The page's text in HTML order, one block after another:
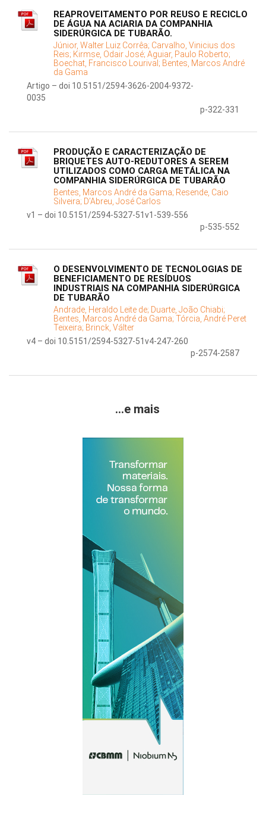
REAPROVEITAMENTO POR REUSO E RECICLO
DE ÁGUA NA ACIARIA DA COMPANHIA
SIDERÚRGICA DE TUBARÃO.
Júnior, Walter Luiz Corrêa; Carvalho, Vinicius dos
Reis; Kirmse, Odair José; Aguiar, Paulo Roberto;
Boechat, Francisco Lourival; Bentes, Marcos André
da Gama
Artigo – doi 10.5151/2594-3626-2004-9372-
0035
p-322-331
PRODUÇÃO E CARACTERIZAÇÃO DE
BRIQUETES AUTO-REDUTORES A SEREM
UTILIZADOS COMO CARGA METÁLICA NA
COMPANHIA SIDERÚRGICA DE TUBARÃO
Bentes, Marcos André da Gama; Resende, Caio
Silveira; D’Abreu, José Carlos
v1 – doi 10.5151/2594-5327-51v1-539-556
p-535-552
O DESENVOLVIMENTO DE TECNOLOGIAS DE
BENEFICIAMENTO DE RESÍDUOS
INDUSTRIAIS NA COMPANHIA SIDERÚRGICA
DE TUBARÃO
Andrade, Heraldo Leite de; Duarte, João Chiabi;
Bentes, Marcos André da Gama; Tórcia, André Peret
Teixeira; Brinck, Válter
v4 – doi 10.5151/2594-5327-51v4-247-260
p-2574-2587
...e mais